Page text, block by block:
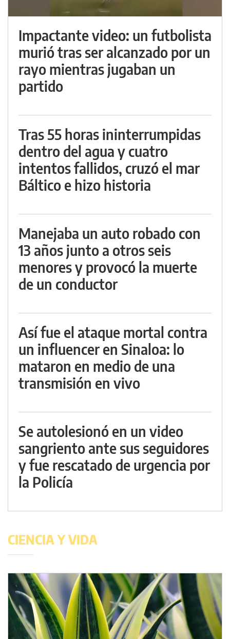
Impactante video: un futbolista
murió tras ser alcanzado por un
rayo mientras jugaban un
partido
Tras 55 horas ininterrumpidas
dentro del agua y cuatro
intentos fallidos, cruzó el mar
Báltico e hizo historia
Manejaba un auto robado con
13 años junto a otros seis
menores y provocó la muerte
de un conductor
Así fue el ataque mortal contra
un influencer en Sinaloa: lo
mataron en medio de una
transmisión en vivo
Se autolesionó en un video
sangriento ante sus seguidores
y fue rescatado de urgencia por
la Policía
CIENCIA Y VIDA